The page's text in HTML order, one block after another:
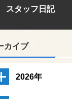
スタッフ日記
カイブ
2026年